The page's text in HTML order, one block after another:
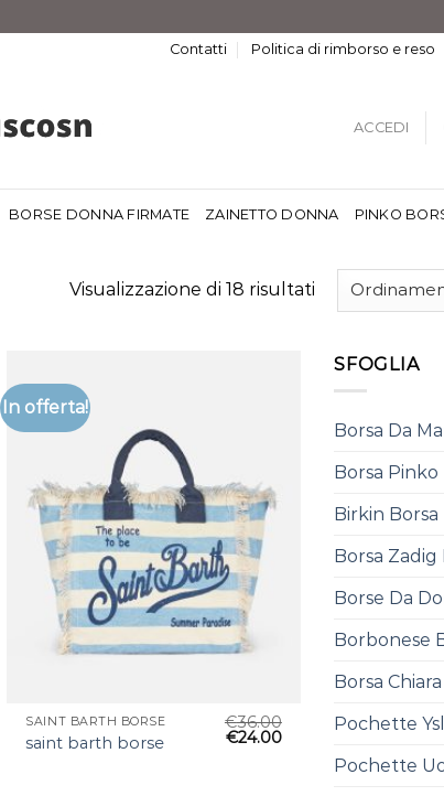
Contatti Politica di rimborso e reso
ACCEDI
BORSE DONNA FIRMATE ZAINETTO DONNA PINKO
Visualizzazione di 18 risultati
In offerta!
SAINT BARTH BORSE
saint barth borse
€36.00
€24.00
SFOGLIA
Borsa Da
Borsa Pinko
Birkin Borsa
Borsa Zadig
Borse Da
Borbonese
Borsa
Pochette Ysl
Pochette